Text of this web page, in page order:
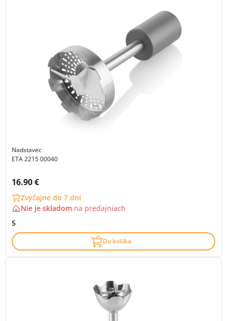
Nadstavec
ETA 2215 00040
Cena s DPH:
16.90 €
Zvyčajne do 7 dní
Nie je skladom na predajniach
5
Do košíka